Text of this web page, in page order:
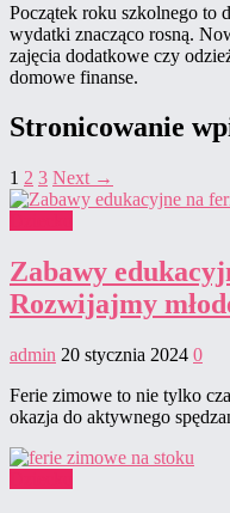
Początek roku szkolnego to
wydatki znacząco rosną.
zajęcia dodatkowe czy
domowe finanse.
Stronicowanie
1 2 3 Next →
Zabawy
Rozwijajmy
admin 20 stycznia 2024 0
Ferie zimowe to nie tylko
okazja do aktywnego